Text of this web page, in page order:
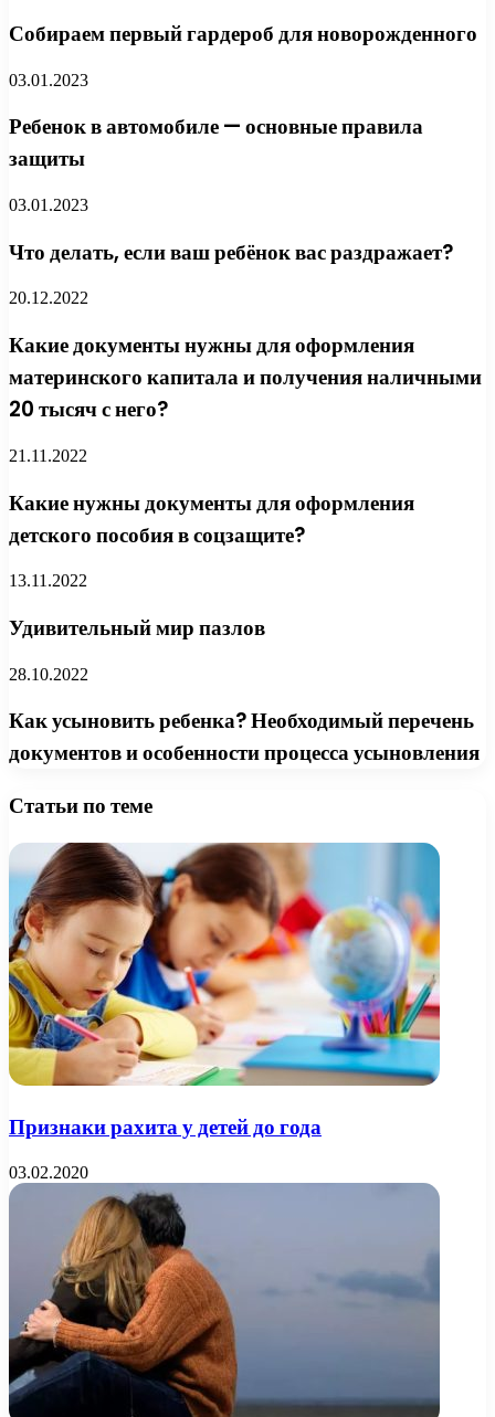
Собираем первый гардероб для новорожденного
03.01.2023
Ребенок в автомобиле — основные правила
защиты
03.01.2023
Что делать, если ваш ребёнок вас раздражает?
20.12.2022
Какие документы нужны для оформления
материнского капитала и получения наличными
20 тысяч с него?
21.11.2022
Какие нужны документы для оформления
детского пособия в соцзащите?
13.11.2022
Удивительный мир пазлов
28.10.2022
Как усыновить ребенка? Необходимый перечень
документов и особенности процесса усыновления
Статьи по теме
Признаки рахита у детей до года
03.02.2020